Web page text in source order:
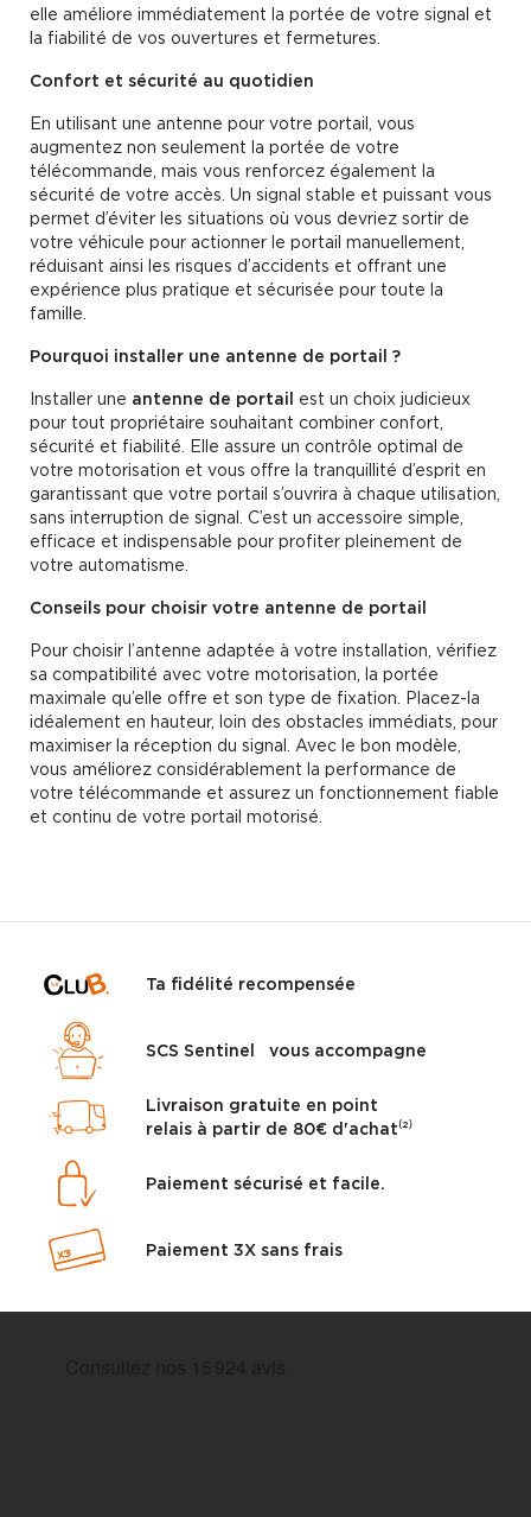
elle améliore immédiatement la portée de votre signal et
la fiabilité de vos ouvertures et fermetures.
Confort et sécurité au quotidien
En utilisant une antenne pour votre portail, vous
augmentez non seulement la portée de votre
télécommande, mais vous renforcez également la
sécurité de votre accès. Un signal stable et puissant vous
permet d’éviter les situations où vous devriez sortir de
votre véhicule pour actionner le portail manuellement,
réduisant ainsi les risques d’accidents et offrant une
expérience plus pratique et sécurisée pour toute la
famille.
Pourquoi installer une antenne de portail ?
Installer une antenne de portail
est un choix judicieux
pour tout propriétaire souhaitant combiner confort,
sécurité et fiabilité. Elle assure un contrôle optimal de
votre motorisation et vous offre la tranquillité d’esprit en
garantissant que votre portail s’ouvrira à chaque utilisation,
sans interruption de signal. C’est un accessoire simple,
efficace et indispensable pour profiter pleinement de
votre automatisme.
Conseils pour choisir votre antenne de portail
Pour choisir l’antenne adaptée à votre installation, vérifiez
sa compatibilité avec votre motorisation, la portée
maximale qu’elle offre et son type de fixation. Placez-la
idéalement en hauteur, loin des obstacles immédiats, pour
maximiser la réception du signal. Avec le bon modèle,
vous améliorez considérablement la performance de
votre télécommande et assurez un fonctionnement fiable
et continu de votre portail motorisé.
Ta fidélité recompensée
SCS Sentinel vous accompagne
Livraison gratuite en point
relais à partir de 80€ d'achat⁽²⁾
Paiement sécurisé et facile.
Paiement 3X sans frais